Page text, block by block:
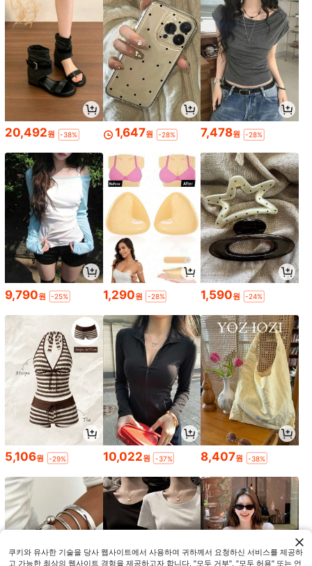
20,492원 -38% 1,647원 -28% 7,478원 -28%
9,790원 -25% 1,290원 -28% 1,590원 -24%
5,106원 -29% 10,022원 -37% 8,407원 -38%
쿠키와 유사한 기술을 당사 웹사이트에서 사용하여 귀하께서 요청하신 서비스를 제공하
고 가능한 최상의 웹사이트 경험을 제공하고자 합니다. "모두 거부", "모두 허용" 또는 언